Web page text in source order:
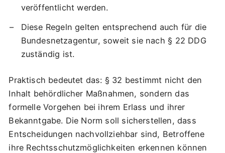
veröffentlicht werden.
Diese Regeln gelten entsprechend auch für die
Bundesnetzagentur, soweit sie nach § 22 DDG
zuständig ist.
Praktisch bedeutet das: § 32 bestimmt nicht den
Inhalt behördlicher Maßnahmen, sondern das
formelle Vorgehen bei ihrem Erlass und ihrer
Bekanntgabe. Die Norm soll sicherstellen, dass
Entscheidungen nachvollziehbar sind, Betroffene
ihre Rechtsschutzmöglichkeiten erkennen können